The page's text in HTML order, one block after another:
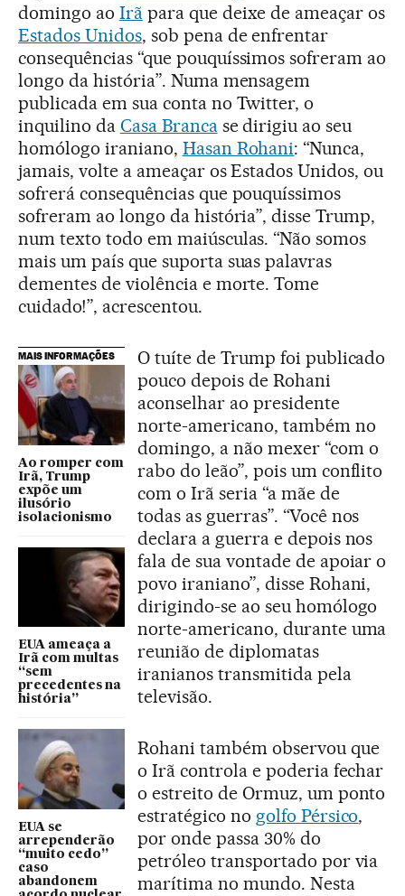
domingo ao Irãpara que deixe de ameaçar os
Estados Unidos, sob pena de enfrentar
consequências “que pouquíssimos sofreram ao
longo da história”. Numa mensagem
publicada em sua conta no Twitter, o
inquilino da Casa Brancase dirigiu ao seu
homólogo iraniano, Hasan Rohani: “Nunca,
jamais, volte a ameaçar os Estados Unidos, ou
sofrerá consequências que pouquíssimos
sofreram ao longo da história”, disse Trump,
num texto todo em maiúsculas. “Não somos
mais um país que suporta suas palavras
dementes de violência e morte. Tome
cuidado!”, acrescentou.
MAIS INFORMAÇÕES
Ao romper com
Irã, Trump
expõe um
ilusório
isolacionismo
EUA ameaça a
Irã com multas
“sem
precedentes na
história”
EUA se
arrependerão
“muito cedo”
caso
abandonem
O tuíte de Trump foi publicado
pouco depois de Rohani
aconselhar ao presidente
norte-americano, também no
domingo, a não mexer “com o
rabo do leão”, pois um conflito
com o Irã seria “a mãe de
todas as guerras”. “Você nos
declara a guerra e depois nos
fala de sua vontade de apoiar o
povo iraniano”, disse Rohani,
dirigindo-se ao seu homólogo
norte-americano, durante uma
reunião de diplomatas
iranianos transmitida pela
televisão.
Rohani também observou que
o Irã controla e poderia fechar
o estreito de Ormuz, um ponto
estratégico no golfo Pérsico,
por onde passa 30% do
petróleo transportado por via
marítima no mundo. Nesta